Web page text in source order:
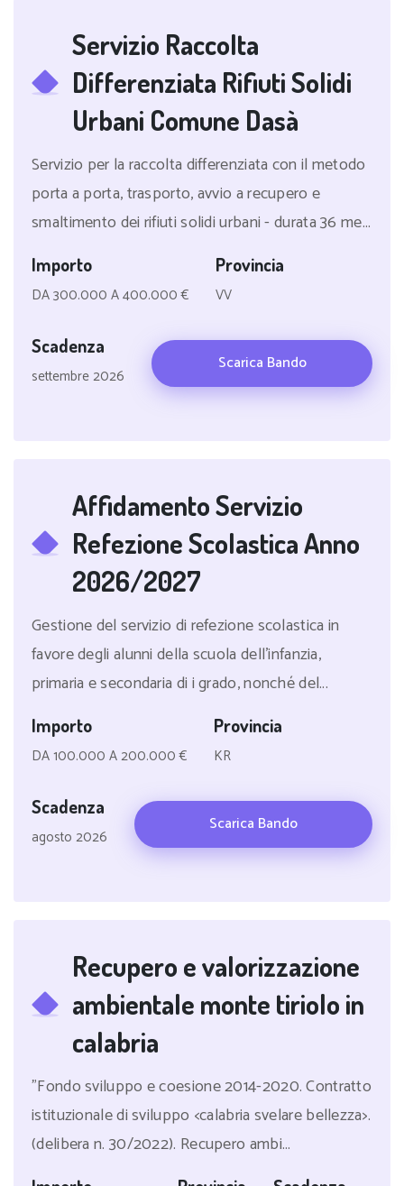
Servizio Raccolta
Differenziata Rifiuti Solidi
Urbani Comune Dasà
Servizio per la raccolta differenziata con il metodo
porta a porta, trasporto, avvio a recupero e
smaltimento dei rifiuti solidi urbani - durata 36 me...
Importo
DA 300.000 A 400.000 €
Provincia
VV
Scadenza
settembre 2026
Scarica Bando
Affidamento Servizio
Refezione Scolastica Anno
2026/2027
Gestione del servizio di refezione scolastica in
favore degli alunni della scuola dell'infanzia,
primaria e secondaria di i grado, nonché del...
Importo
DA 100.000 A 200.000 €
Provincia
KR
Scadenza
agosto 2026
Scarica Bando
Recupero e valorizzazione
ambientale monte tiriolo in
calabria
"Fondo sviluppo e coesione 2014-2020. Contratto
istituzionale di sviluppo <calabria svelare bellezza>.
(delibera n. 30/2022). Recupero ambi...